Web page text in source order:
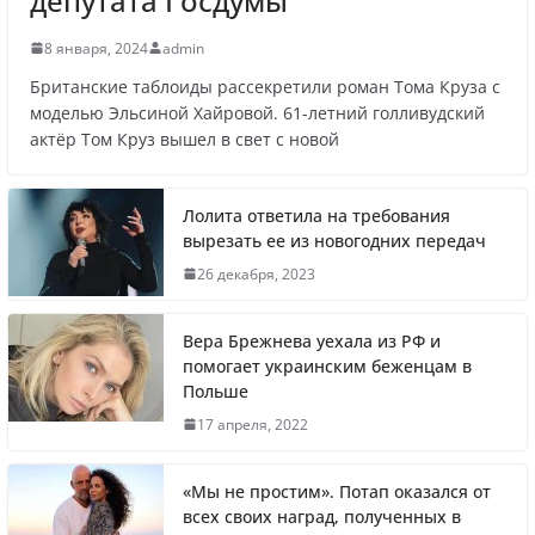
Названы регионы России, где
продолжилась мобилизация
Что заявил многолетний друг Путина
Житель Швеции продал яхту и купил
8 января, 2024 admin
Британские таблоиды рассекретили роман Тома Круза с
моделью Эльсиной Хайровой. 61-летний голливудский
актёр Том Круз вышел в свет с новой
Лолита ответила на требования
вырезать ее из новогодних передач
26 декабря, 2023
Вера Брежнева уехала из РФ и
помогает украинским беженцам в
Польше
17 апреля, 2022
«Мы не простим». Потап оказался от
всех своих наград, полученных в